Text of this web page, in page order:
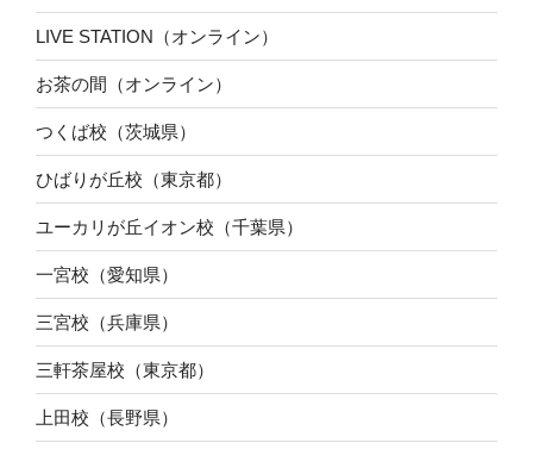
LIVE STATION（オンライン）
お茶の間（オンライン）
つくば校（茨城県）
ひばりが丘校（東京都）
ユーカリが丘イオン校（千葉県）
一宮校（愛知県）
三宮校（兵庫県）
三軒茶屋校（東京都）
上田校（長野県）